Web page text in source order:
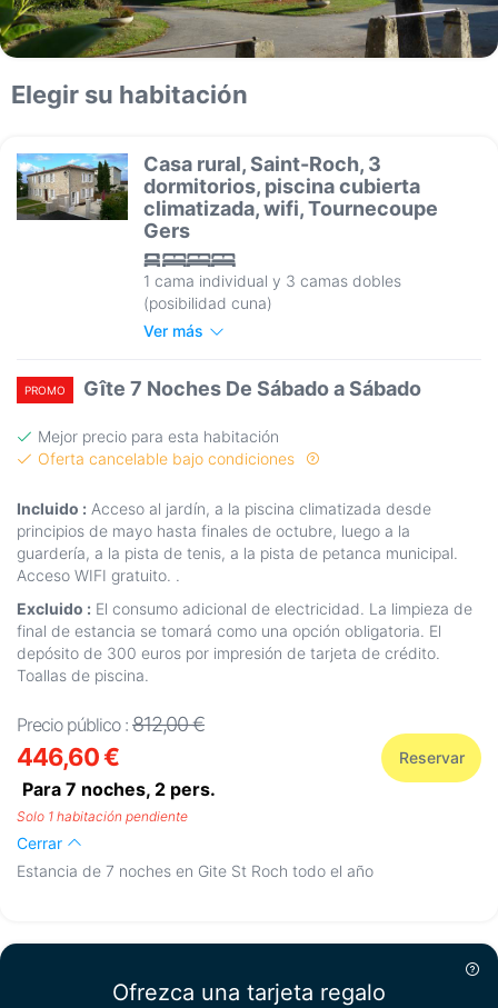
Elegir su habitación
Casa rural, Saint-Roch, 3
dormitorios, piscina cubierta
climatizada, wifi, Tournecoupe
Gers
1 cama individual y 3 camas dobles
(posibilidad cuna)
Ver más
PROMO Gîte 7 Noches De Sábado a Sábado
Mejor precio para esta habitación
Oferta cancelable bajo condiciones
Incluido : Acceso al jardín, a la piscina climatizada desde
principios de mayo hasta finales de octubre, luego a la
guardería, a la pista de tenis, a la pista de petanca municipal.
Acceso WIFI gratuito. .
Excluido : El consumo adicional de electricidad. La limpieza de
final de estancia se tomará como una opción obligatoria. El
depósito de 300 euros por impresión de tarjeta de crédito.
Toallas de piscina.
Precio público : 812,00 €
446,60 €
Para 7 noches, 2 pers.
Reservar
Solo 1 habitación pendiente
Cerrar
Estancia de 7 noches en Gite St Roch todo el año
Ofrezca una tarjeta regalo